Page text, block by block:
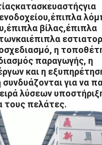
κατασκευαστήςγια
,έπιπλα
,έπιπλα βίλας,έπιπλα
καιέπιπλα
η
παραγωγής, η
και η
για να
λύσεων
τους πελάτες.